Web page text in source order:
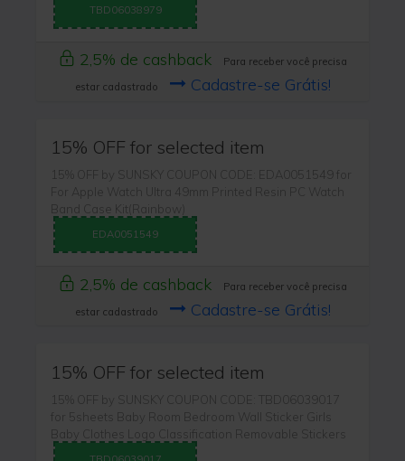
TBD06038979
2,5% de cashback
Para receber você precisa
estar cadastrado
Cadastre-se Grátis!
15% OFF for selected item
15% OFF by SUNSKY COUPON CODE: EDA0051549 for
For Apple Watch Ultra 49mm Printed Resin PC Watch
Band Case Kit(Rainbow)
EDA0051549
2,5% de cashback
Para receber você precisa
estar cadastrado
Cadastre-se Grátis!
15% OFF for selected item
15% OFF by SUNSKY COUPON CODE: TBD06039017
for 5sheets Baby Room Bedroom Wall Sticker Girls
Baby Clothes Logo Classification Removable Stickers